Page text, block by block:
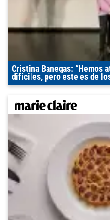
Cristina Banegas: “Hemos
difíciles, pero este es de